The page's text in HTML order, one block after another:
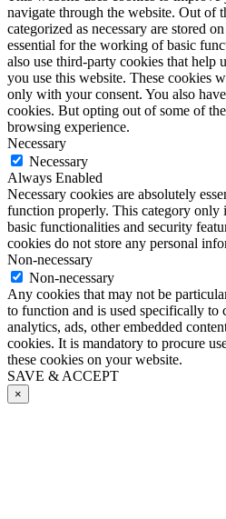
navigate through the website. Out of
categorized as necessary are stored
essential for the working of basic
also use third-party cookies that help
you use this website. These cookies
only with your consent. You also
cookies. But opting out of some of
browsing experience.
Necessary
Necessary
Always Enabled
Necessary cookies are absolutely
function properly. This category only
basic functionalities and security
cookies do not store any personal
Non-necessary
Non-necessary
Any cookies that may not be
to function and is used specifically to
analytics, ads, other embedded
cookies. It is mandatory to procure
these cookies on your website.
SAVE & ACCEPT
×